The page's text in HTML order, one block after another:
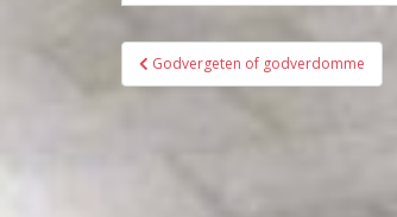
Bericht
navigatie
Godvergeten of godverdomme